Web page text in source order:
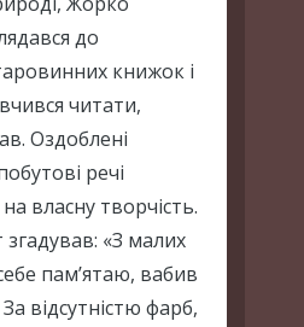
до
книжок і
читати,
Оздоблені
речі
власну творчість.
згадував: «З малих
пам’ятаю, вабив
відсутністю фарб,